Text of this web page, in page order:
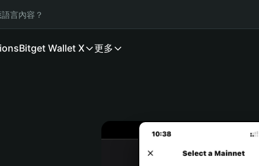
言內容？
Bitget Wallet X 更多